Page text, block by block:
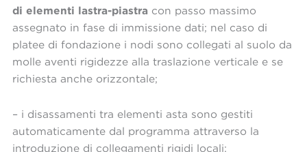
di elementi lastra-piastra con passo massimo
assegnato in fase di immissione dati; nel caso di
platee di fondazione i nodi sono collegati al suolo da
molle aventi rigidezze alla traslazione verticale e se
richiesta anche orizzontale;
– i disassamenti tra elementi asta sono gestiti
automaticamente dal programma attraverso la
introduzione di collegamenti rigidi locali;